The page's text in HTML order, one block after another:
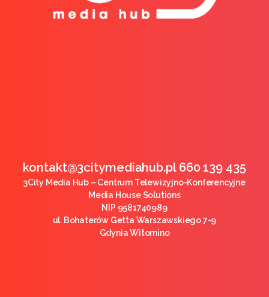
kontakt@3citymediahub.pl 660 139 435
3City Media Hub – Centrum Telewizyjno-Konferencyjne
Media House Solutions
NIP 9581740989
ul. Bohaterów Getta Warszawskiego 7-9
Gdynia Witomino